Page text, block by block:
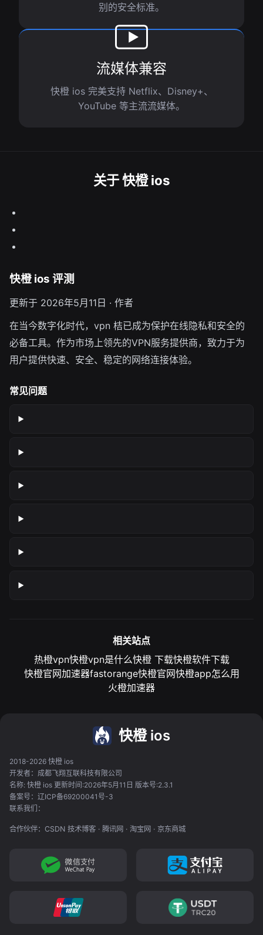
别的安全标准。
流媒体兼容
快橙 ios 完美支持 Netflix、Disney+、
YouTube 等主流流媒体。
关于 快橙 ios
快橙 ios 评测
更新于 2026年5月11日 · 作者
在当今数字化时代，vpn 桔已成为保护在线隐私和安全的
必备工具。作为市场上领先的VPN服务提供商，致力于为
用户提供快速、安全、稳定的网络连接体验。
常见问题
相关站点
热橙vpn快橙vpn是什么快橙 下载快橙软件下载
快橙官网加速器fastorange快橙官网快橙app怎么用
火橙加速器
快橙 ios
2018-2026 快橙 ios
开发者：成都飞翔互联科技有限公司
名称: 快橙 ios 更新时间:2026年5月11日 版本号:2.3.1
备案号：辽ICP备69200041号-3
联系我们：
合作伙伴： CSDN 技术博客 · 腾讯网 · 淘宝网 · 京东商城